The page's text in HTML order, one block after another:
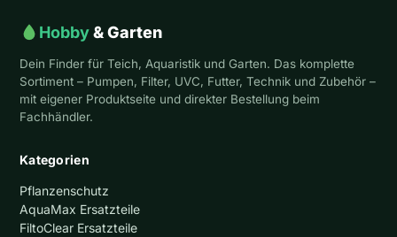
Hobby& Garten
Dein Finder für Teich, Aquaristik und Garten. Das komplette
Sortiment – Pumpen, Filter, UVC, Futter, Technik und Zubehör –
mit eigener Produktseite und direkter Bestellung beim
Fachhändler.
Kategorien
Pflanzenschutz
AquaMax Ersatzteile
FiltoClear Ersatzteile